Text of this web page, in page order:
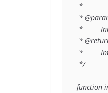
*
*
*
*
*
*/
function